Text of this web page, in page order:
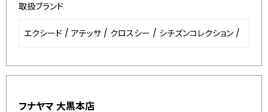
取扱ブランド
エクシード / アテッサ / クロスシー / シチズンコレクション /
フナヤマ 大黒本店